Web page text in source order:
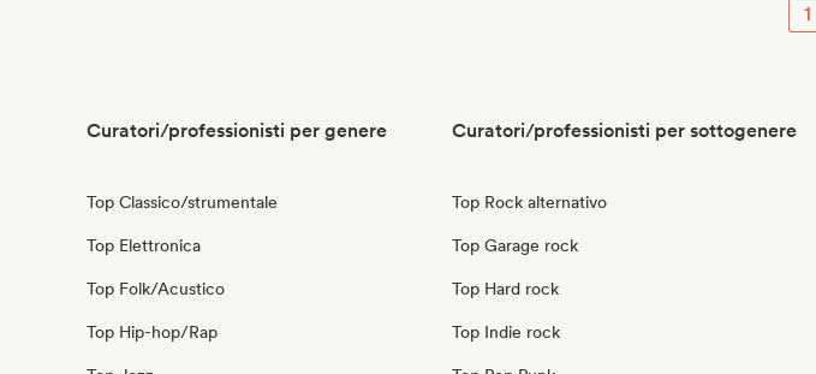
1
Curatori/professionisti per genere
Top Classico/strumentale
Top Elettronica
Top Folk/Acustico
Top Hip-hop/Rap
Curatori/professionisti per sottogenere
Top Rock alternativo
Top Garage rock
Top Hard rock
Top Indie rock